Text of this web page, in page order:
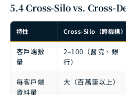
5.4 Cross-Silo vs. Cross-
特性 Cross-Silo（跨機構）
客戶端數
量
2–100（醫院、銀
行）
每客戶端
資料量
大（百萬筆以上）